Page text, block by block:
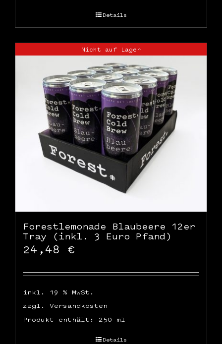
Details
Nicht auf Lager
Forestlemonade Blaubeere 12er
Tray (inkl. 3 Euro Pfand)
24,48 €
inkl. 19 % MwSt.
zzgl. Versandkosten
Produkt enthält: 250 ml
Details